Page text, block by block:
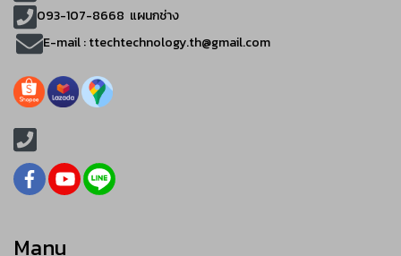
093-107-8668 แผนกช่าง
E-mail :ttechtechnology.th@gmail.com
Manu